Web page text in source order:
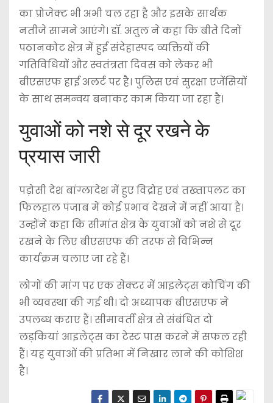
का प्रोजेक्ट भी अभी चल रहा है और इसके सार्थक
नतीजे सामने आएंगे। डॉ. अतुल ने कहा कि बीते दिनों
पठानकोट क्षेत्र में हुई संदेहास्पद व्यक्तियों की
गतिविधियों और स्वतंत्रता दिवस को लेकर भी
बीएसएफ हाई अलर्ट पर है। पुलिस एवं सुरक्षा एजेंसियों
के साथ समन्वय बनाकर काम किया जा रहा है।
युवाओं को नशे से दूर रखने के
प्रयास जारी
पड़ोसी देश बांग्लादेश में हुए विद्रोह एवं तख्तापलट का
फिलहाल पंजाब में कोई प्रभाव देखने में नहीं आया है।
उन्होंने कहा कि सीमांत क्षेत्र के युवाओं को नशे से दूर
रखने के लिए बीएसएफ की तरफ से विभिन्न
कार्यक्रम चलाए जा रहे हैं।
लोगों की मांग पर एक सेक्टर में आइलेट्स कोचिंग की
भी व्यवस्था की गई थी। दो अध्यापक बीएसएफ ने
उपलब्ध कराए हैं। सीमावर्ती क्षेत्र से संबंधित दो
लड़कियां आइलेट्स का टेस्ट पास करने में सफल रही
हैं। यह युवाओं की प्रतिभा में निखार लाने की कोशिश
है।